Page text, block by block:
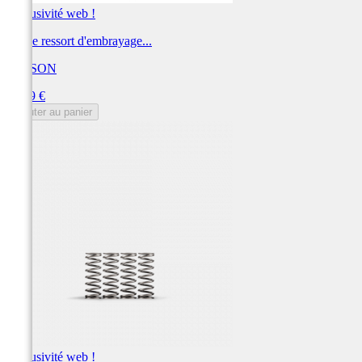
Exclusivité web !
Kit de ressort d'embrayage...
HINSON
90,89 €
Ajouter au panier
Exclusivité web !